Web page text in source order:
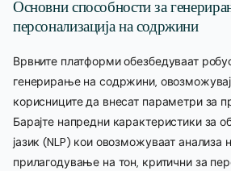
Основни способности за
персонализација на содржини
Врвните платформи обезбедуваат
генерирање на содржини,
корисниците да внесат параметри за
Барајте напредни карактеристики за
јазик (NLP) кои овозможуваат
прилагодување на тон, критични за